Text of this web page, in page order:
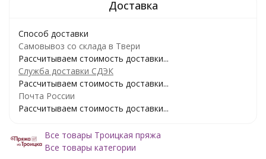
Способ доставки
Самовывоз со склада в Твери
Рассчитываем стоимость доставки...
Служба доставки СДЭК
Рассчитываем стоимость доставки...
Почта России
Рассчитываем стоимость доставки...
Все товары Троицкая пряжа
Все товары категории